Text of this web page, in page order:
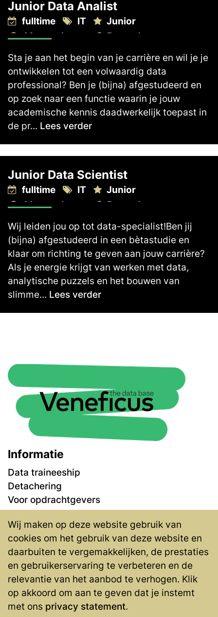
Junior Data Analist
fulltime IT
Junior
Master degree
Rotterdam
2.700 -
Sta je aan het begin van je carrière en wil je je
ontwikkelen tot een volwaardig data
professional? Ben je (bijna) afgestudeerd en
op zoek naar een functie waarin je jouw
academische kennis daadwerkelijk toepast in
de pr... Lees verder
Junior Data Scientist
fulltime IT
Junior
Master degree
Rotterdam
2.700 - 3.300
Wij leiden jou op tot data-specialist!Ben jij
(bijna) afgestudeerd in een bètastudie en
klaar om richting te geven aan jouw carrière?
Als je energie krijgt van werken met data,
analytische puzzels en het bouwen van
slimme... Lees verder
Informatie
Data traineeship
Detachering
Voor opdrachtgevers
Vacatures
Over ons
Contact
Privacy
Contact
Blaak 555
3011 GB Rotterdam
Wij maken op deze website gebruik van
cookies om het gebruik van deze website en
daarbuiten te vergemakkelijken, de prestaties
en gebruikerservaring te verbeteren en de
relevantie van het aanbod te verhogen. Klik
op akkoord om aan te geven dat je instemt
met ons privacy statement.